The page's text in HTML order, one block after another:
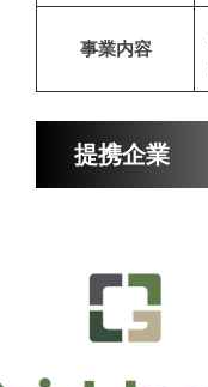
事業内容
提携企業